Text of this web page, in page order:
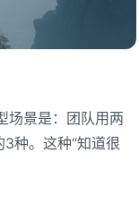
场景是：团队用两
种。这种“知道很